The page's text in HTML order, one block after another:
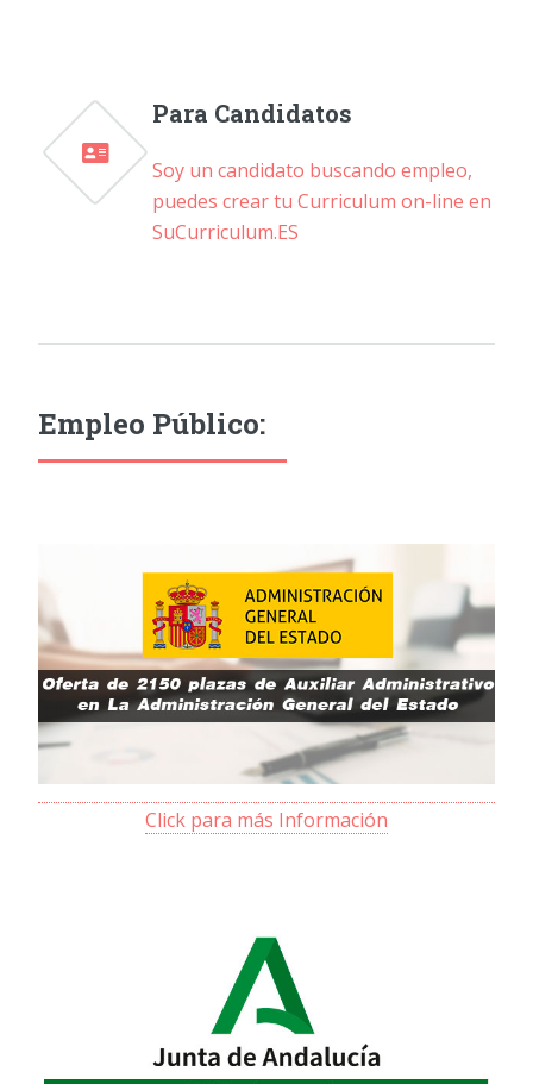
Para Candidatos
Soy un candidato buscando empleo,
puedes crear tu Curriculum on-line en
SuCurriculum.ES
Empleo Público:
Click para más Información